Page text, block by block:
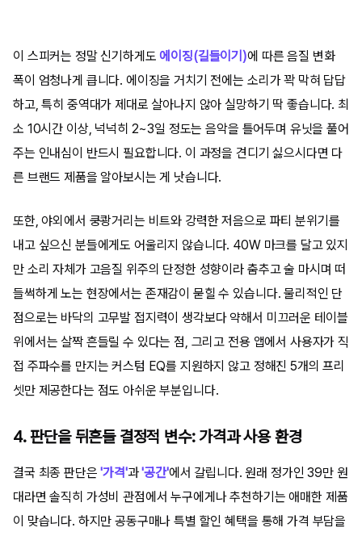
이 스피커는 정말 신기하게도에이징(길들이기)에 따른 음질 변화
폭이 엄청나게 큽니다. 에이징을 거치기 전에는 소리가 꽉 막혀 답답
하고, 특히 중역대가 제대로 살아나지 않아 실망하기 딱 좋습니다. 최
소 10시간 이상, 넉넉히 2~3일 정도는 음악을 틀어두며 유닛을 풀어
주는 인내심이 반드시 필요합니다. 이 과정을 견디기 싫으시다면 다
른 브랜드 제품을 알아보시는 게 낫습니다.
또한, 야외에서 쿵쾅거리는 비트와 강력한 저음으로 파티 분위기를
내고 싶으신 분들에게도 어울리지 않습니다. 40W 마크를 달고 있지
만 소리 자체가 고음질 위주의 단정한 성향이라 춤추고 술 마시며 떠
들썩하게 노는 현장에서는 존재감이 묻힐 수 있습니다. 물리적인 단
점으로는 바닥의 고무발 접지력이 생각보다 약해서 미끄러운 테이블
위에서는 살짝 흔들릴 수 있다는 점, 그리고 전용 앱에서 사용자가 직
접 주파수를 만지는 커스텀 EQ를 지원하지 않고 정해진 5개의 프리
셋만 제공한다는 점도 아쉬운 부분입니다.
4. 판단을 뒤흔들 결정적 변수: 가격과 사용 환경
결국 최종 판단은'가격'과'공간'에서 갈립니다. 원래 정가인 39만 원
대라면 솔직히 가성비 관점에서 누구에게나 추천하기는 애매한 제품
이 맞습니다. 하지만 공동구매나 특별 할인 혜택을 통해 가격 부담을